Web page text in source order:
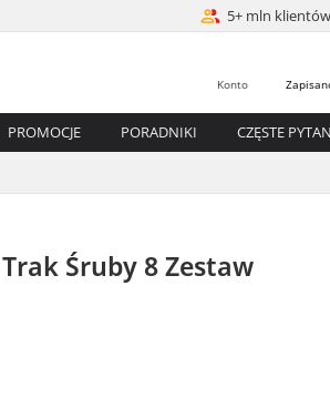
5+ mln klientów
Konto
PROMOCJE PORADNIKI CZĘSTE
Śruby 8 Zestaw